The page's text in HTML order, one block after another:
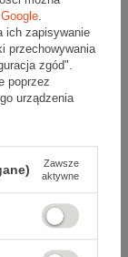
ich zapisywanie
przechowywania
zgód".
poprzez
urządzenia
Zawsze
aktywne